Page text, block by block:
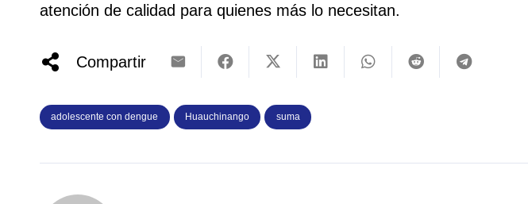
atención de calidad para quienes más lo necesitan.
Compartir
adolescente con dengue Huauchinango suma